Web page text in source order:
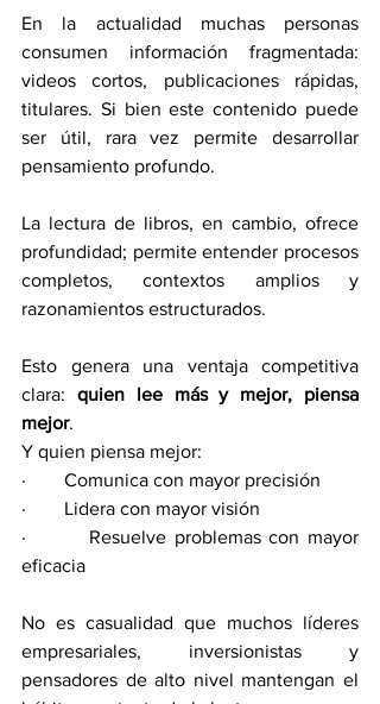
En la actualidad muchas personas
consumen información fragmentada:
videos cortos, publicaciones rápidas,
titulares. Si bien este contenido puede
ser útil, rara vez permite desarrollar
pensamiento profundo.
La lectura de libros, en cambio, ofrece
profundidad; permite entender procesos
completos, contextos amplios y
razonamientos estructurados.
Esto genera una ventaja competitiva
clara: quien lee más y mejor, piensa
mejor.
Y quien piensa mejor:
·        Comunica con mayor precisión
·        Lidera con mayor visión
·        Resuelve problemas con mayor
eficacia
No es casualidad que muchos líderes
empresariales, inversionistas y
pensadores de alto nivel mantengan el